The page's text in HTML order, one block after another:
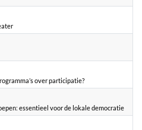
over participatie?
essentieel voor de lokale democratie